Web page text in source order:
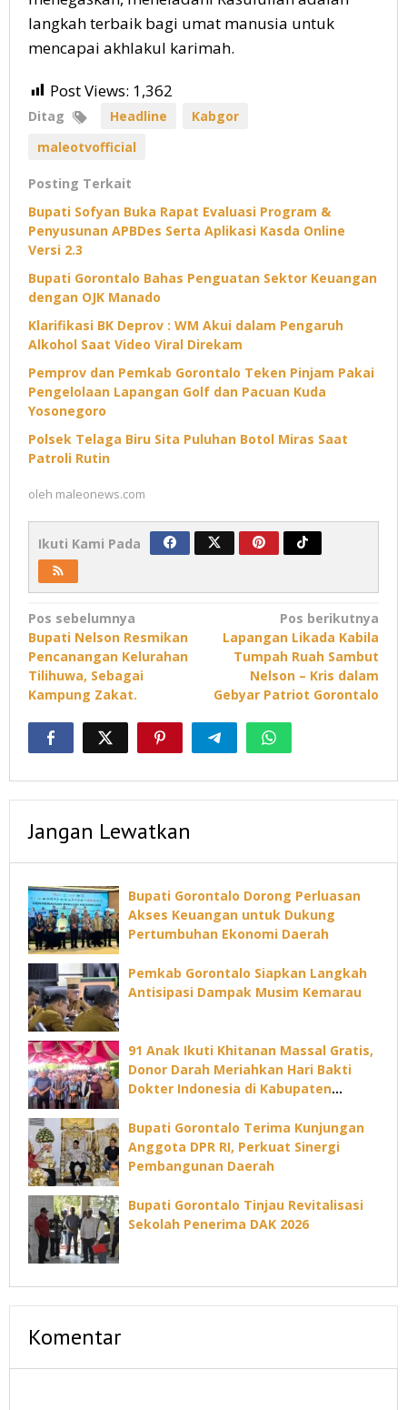
langkah terbaik bagi umat manusia untuk
mencapai akhlakul karimah.
Post Views: 1,362
Ditag Headline
Kabgor
maleotvofficial
Posting Terkait
Bupati Sofyan Buka Rapat Evaluasi Program &
Penyusunan APBDes Serta Aplikasi Kasda Online
Versi 2.3
Bupati Gorontalo Bahas Penguatan Sektor Keuangan
dengan OJK Manado
Klarifikasi BK Deprov : WM Akui dalam Pengaruh
Alkohol Saat Video Viral Direkam
Pemprov dan Pemkab Gorontalo Teken Pinjam Pakai
Pengelolaan Lapangan Golf dan Pacuan Kuda
Yosonegoro
Polsek Telaga Biru Sita Puluhan Botol Miras Saat
Patroli Rutin
oleh maleonews.com
Ikuti Kami Pada
Navigasi
pos
Pos sebelumnya
Bupati Nelson Resmikan
Pencanangan Kelurahan
Tilihuwa, Sebagai
Kampung Zakat.
Pos berikutnya
Lapangan Likada Kabila
Tumpah Ruah Sambut
Nelson – Kris dalam
Gebyar Patriot Gorontalo
Jangan Lewatkan
Bupati Gorontalo Dorong Perluasan
Akses Keuangan untuk Dukung
Pertumbuhan Ekonomi Daerah
Pemkab Gorontalo Siapkan Langkah
Antisipasi Dampak Musim Kemarau
91 Anak Ikuti Khitanan Massal Gratis,
Donor Darah Meriahkan Hari Bakti
Dokter Indonesia di Kabupaten
Bupati Gorontalo Terima Kunjungan
Anggota DPR RI, Perkuat Sinergi
Pembangunan Daerah
Bupati Gorontalo Tinjau Revitalisasi
Sekolah Penerima DAK 2026
Komentar